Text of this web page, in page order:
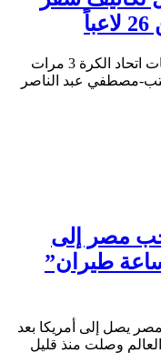
مصطفى عزام: فيفا يراجع مصروفات اتحاد الكرة 3 مرات
مصطفي عبد الناصر
مصر إلى
أمريكا بعد “12 ساعة طيران”
يصل إلى أمريكا بعد
العالم وصلت منذ قليل